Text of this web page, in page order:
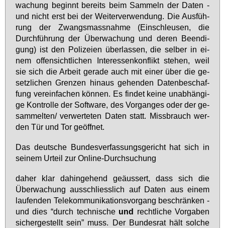
wa­chung be­ginnt be­reits beim Sam­meln der Da­ten -
und nicht erst bei der Wei­ter­ver­wen­dung. Die Aus­füh­
rung der Zwangs­mass­nah­me (Ein­schleu­sen, die
Durch­füh­rung der Über­wa­chung und de­ren Be­en­di­
gung) ist den Po­li­zei­en über­las­sen, die sel­ber in ei­
nem of­fen­sicht­li­chen In­ter­es­sen­kon­flikt ste­hen, weil
sie sich die Ar­beit ge­ra­de auch mit ei­ner über die ge­
setz­li­chen Gren­zen hin­aus ge­hen­den Da­ten­be­schaf­
fung ver­ein­fa­chen kön­nen. Es fin­det kei­ne un­ab­hän­gi­
ge Kon­trol­le der Soft­ware, des Vor­gan­ges oder der ge­
sam­mel­ten/ ver­wer­te­ten Da­ten statt. Miss­brauch wer­
den Tür und Tor ge­öff­net.
Das deut­sche Bun­des­ver­fas­sungs­ge­richt hat sich in
sei­nem Ur­teil zur On­line-Durch­su­chung
da­her klar da­hin­ge­hend ge­äus­sert, dass sich die
Über­wa­chung aus­schliess­lich auf Da­ten aus ei­nem
lau­fen­den Te­le­kom­mu­ni­ka­ti­ons­vor­gang be­schrän­ken -
und dies “durch tech­ni­sche und recht­li­che Vor­ga­ben
si­cher­ge­stellt sein” muss. Der Bun­des­rat hält sol­che